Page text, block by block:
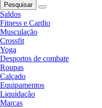
Pesquisar
Saldos
Fitness e Cardio
Musculação
Crossfit
Yoga
Desportos de combate
Roupas
Calçado
Equipamentos
Liquidação
Marcas